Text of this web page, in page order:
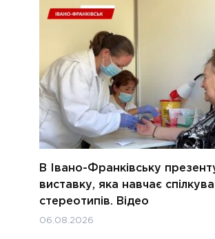
В Івано-Франківську
виставку, яка навчає
стереотипів. Відео
06.08.2026